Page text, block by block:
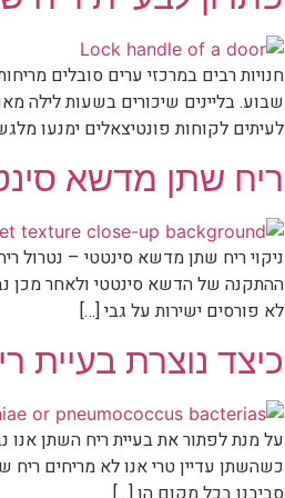
חנויות רבים במרכזי ערים סובלים
שבוע. בליינים שיכורים בשעות לילה
לעיתים לקוחות פונטיצאלים ימנעו
ריח שתן מדשא
ניקוי ריח שתן מדשא סינטטי – נטרול
ההתקנה של הדשא סינטטי ולאחר מכן
לא פורסים ישירות על גבי […]
כיצד נוצרת בעיית
על מנת לפתור את בעיית ריח השתן אנו
כשהשתן עדיין טרי אנו לא מריחים